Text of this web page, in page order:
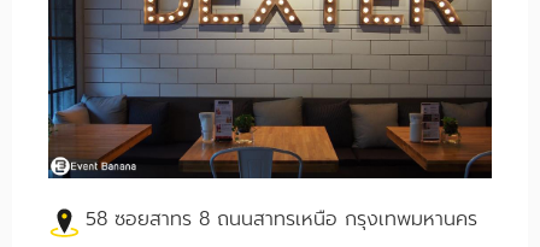
58 ซอยสาทร 8 ถนนสาทรเหนือ กรุงเทพมหานคร